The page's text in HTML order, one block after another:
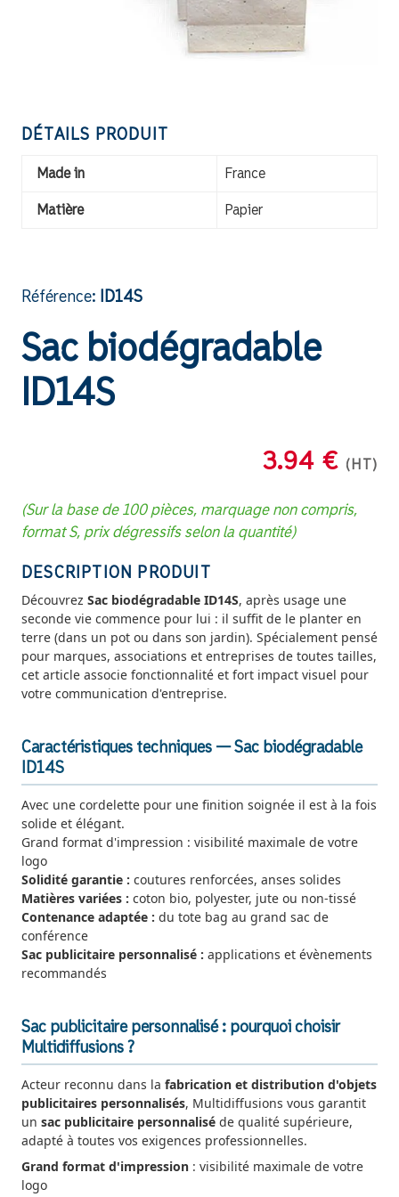
DÉTAILS PRODUIT
Made in France
Matière Papier
Référence: ID14S
Sac biodégradable
ID14S
3.94 € (HT)
(Sur la base de 100 pièces, marquage non compris,
format S, prix dégressifs selon la quantité)
DESCRIPTION PRODUIT
Découvrez Sac biodégradable ID14S, après usage une
seconde vie commence pour lui : il suffit de le planter en
terre (dans un pot ou dans son jardin). Spécialement pensé
pour marques, associations et entreprises de toutes tailles,
cet article associe fonctionnalité et fort impact visuel pour
votre communication d'entreprise.
Caractéristiques techniques — Sac biodégradable
ID14S
Avec une cordelette pour une finition soignée il est à la fois
solide et élégant.
Grand format d'impression : visibilité maximale de votre
logo
Solidité garantie : coutures renforcées, anses solides
Matières variées : coton bio, polyester, jute ou non-tissé
Contenance adaptée : du tote bag au grand sac de
conférence
Sac publicitaire personnalisé : applications et évènements
recommandés
Sac publicitaire personnalisé : pourquoi choisir
Multidiffusions ?
Acteur reconnu dans la fabrication et distribution d'objets
publicitaires personnalisés, Multidiffusions vous garantit
un sac publicitaire personnalisé de qualité supérieure,
adapté à toutes vos exigences professionnelles.
Grand format d'impression : visibilité maximale de votre
logo